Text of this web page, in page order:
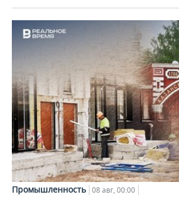
Промышленность 08 авг, 00:00